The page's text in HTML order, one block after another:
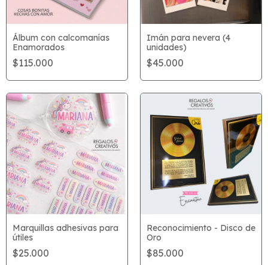
Álbum con calcomanías
Enamorados
$115.000
Imán para nevera (4
unidades)
$45.000
Marquillas adhesivas para
útiles
$25.000
Reconocimiento - Disco de
Oro
$85.000